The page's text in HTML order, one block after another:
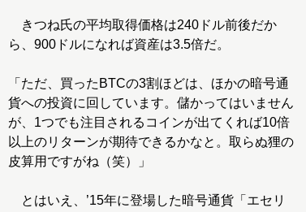
きつね氏の平均取得価格は240ドル前後だか
ら、900ドルになれば資産は3.5倍だ。
「ただ、買ったBTCの3割ほどは、ほかの暗号通
貨への投資に回しています。儲かってはいません
が、1つでも注目されるコインが出てくれば10倍
以上のリターンが期待できるかなと。取らぬ狸の
皮算用ですがね（笑）」
とはいえ、’15年に登場した暗号通貨「エセリ